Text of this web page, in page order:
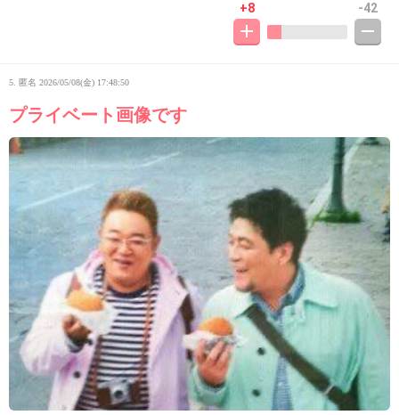
+8 -42
5. 匿名 2026/05/08(金) 17:48:50
プライベート画像です